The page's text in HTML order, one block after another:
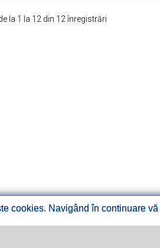
la 1 la 12 din 12 înregistrări
cookies. Navigând în continuare